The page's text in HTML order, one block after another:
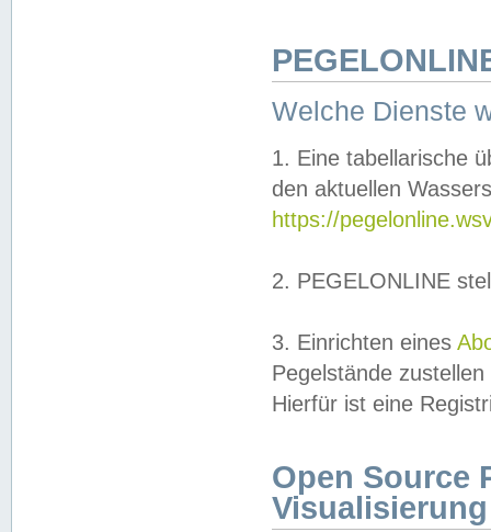
Welche Dienste
1. Eine tabellarische
den aktuellen
https://
2. PEGELONLINE
3. Einrichten eines
Pegelstände
Hierfür ist eine
Open Source
Visualisierung